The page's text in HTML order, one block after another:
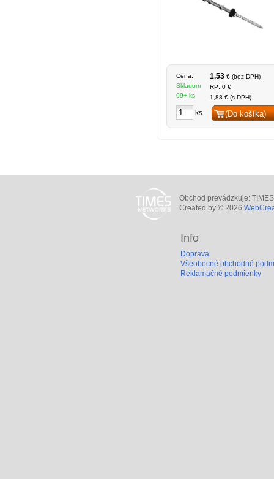
Cena:
Skladom
99+ ks
1,53 € (bez DPH)
RP: 0 €
1,88 € (s DPH)
ks (Do košíka)
Obchod prevádzkuje:
Created by © 2026
Info
Doprava
Všeobecné obchodné
Reklamačné podmienky